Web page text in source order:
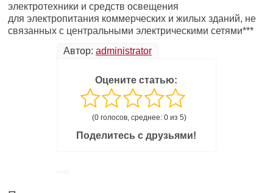
электротехники и средств освещения
для электропитания коммерческих и жилых зданий, не
связанных с центральными электрическими сетями***
Автор: administrator
Оцените статью:
(0 голосов, среднее: 0 из 5)
Поделитесь с друзьями!